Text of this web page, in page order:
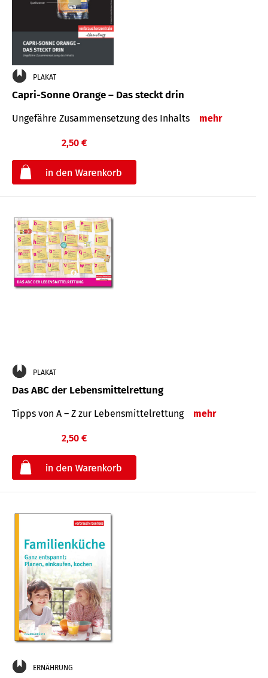
PLAKAT
Capri-Sonne Orange – Das steckt drin
Ungefähre Zu­sammen­setzung des Inhalts mehr
2,50 €
PLAKAT
Das ABC der Lebensmittelrettung
Tipps von A – Z zur Lebensmittelrettung mehr
2,50 €
ERNÄHRUNG